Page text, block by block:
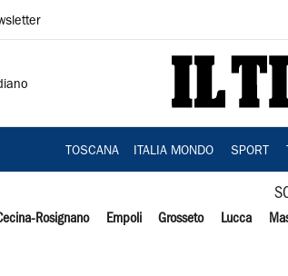
TOSCANA ITALIA MONDO SPORT
Rosignano Empoli Grosseto Lucca